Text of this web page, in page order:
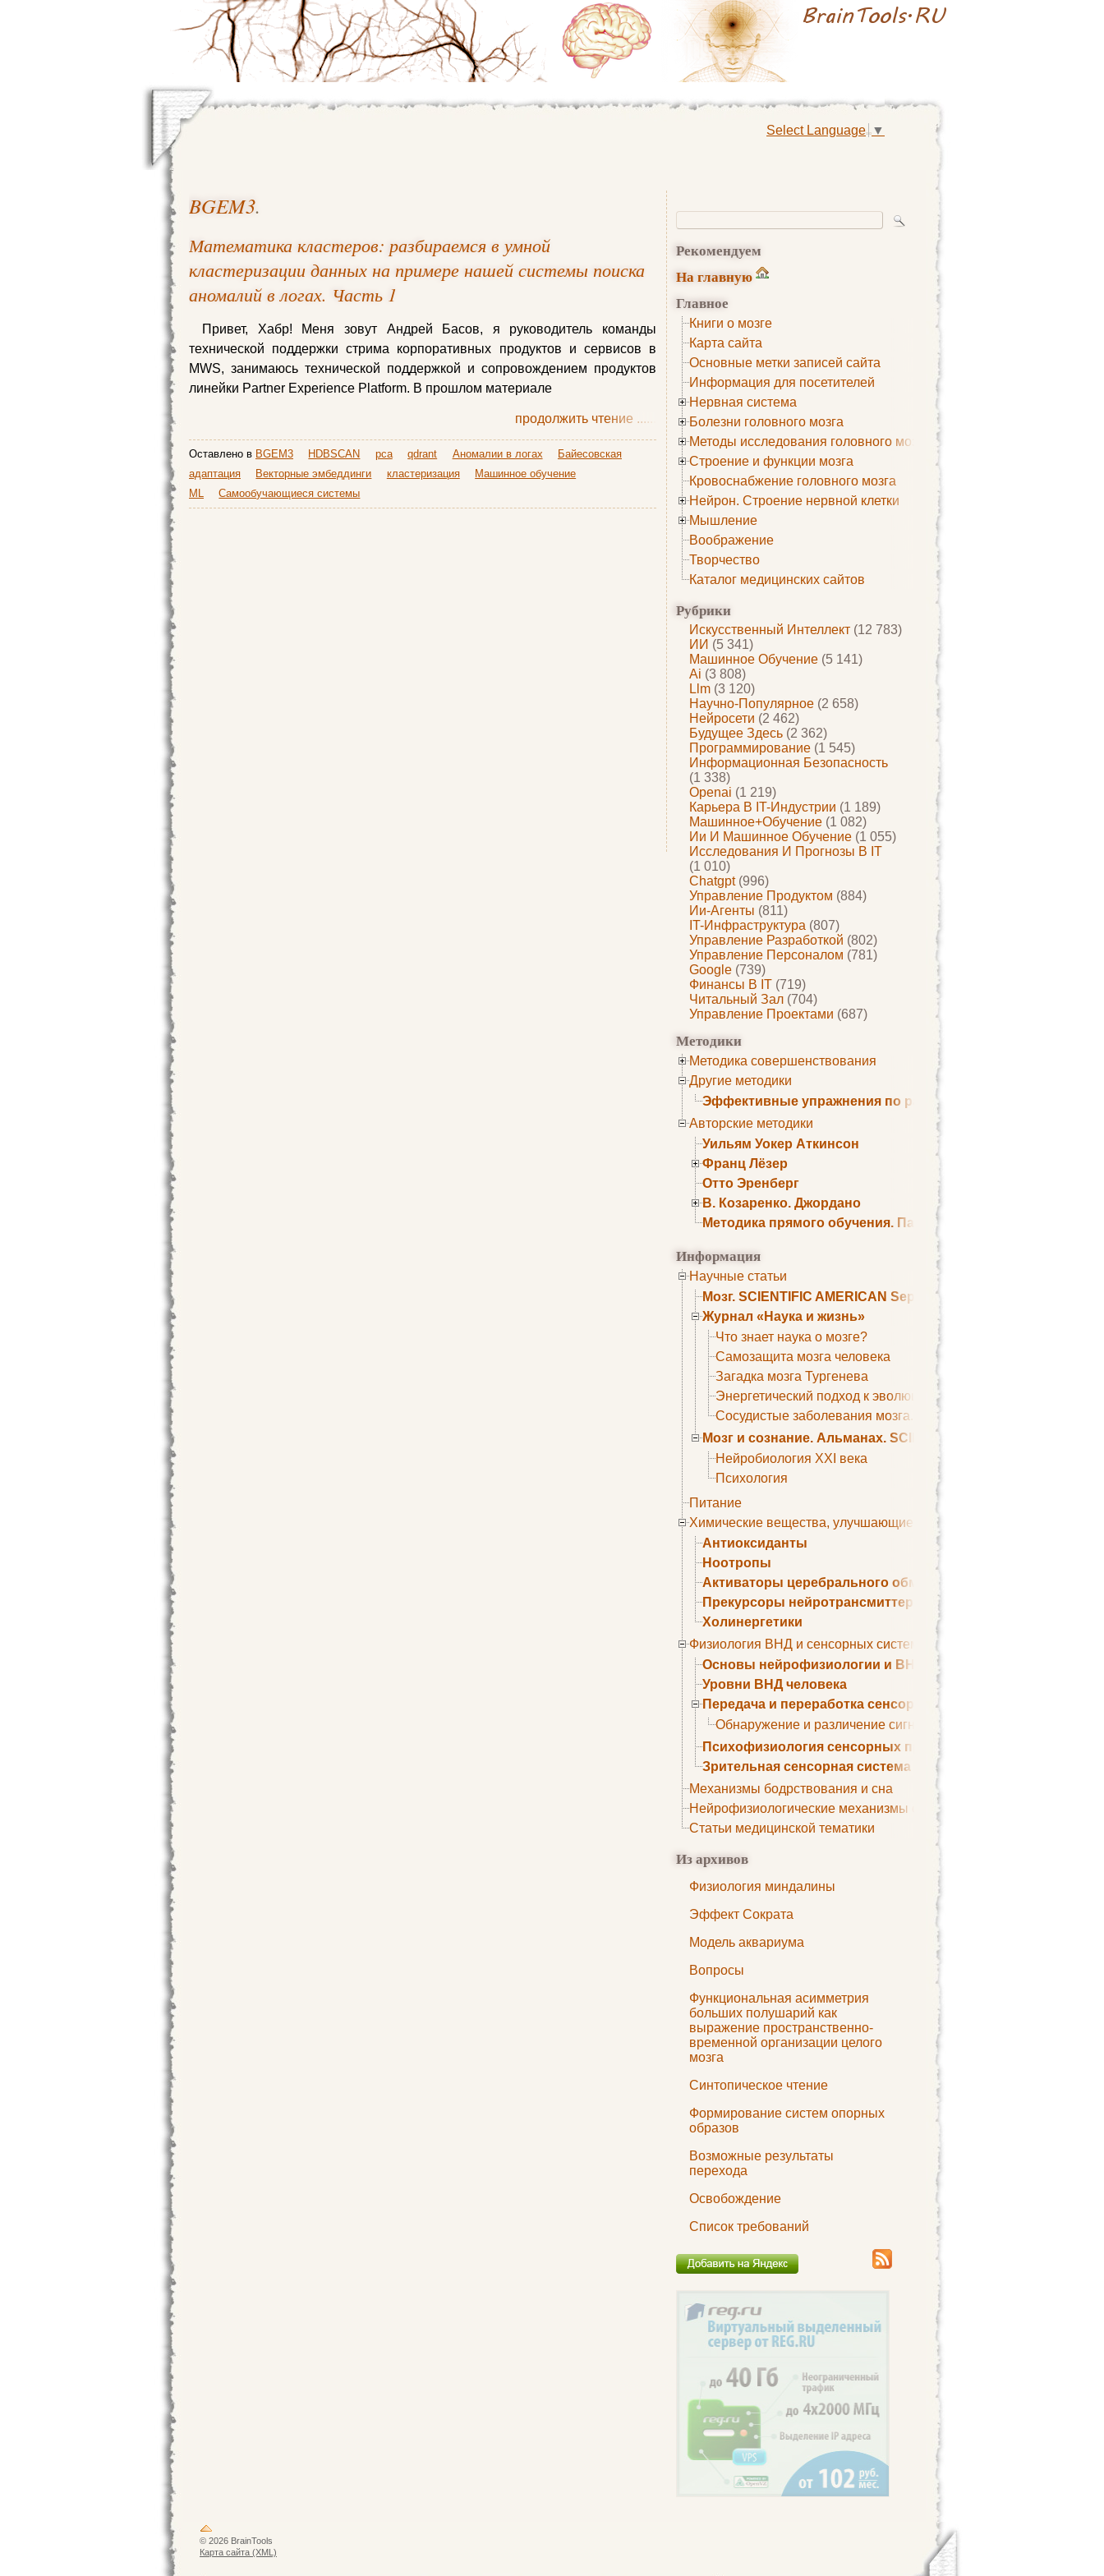
Select Language ▼
Рекомендуем
На главную
Главное
Книги о мозге
Карта сайта
Основные метки записей сайта
Информация для посетителей
Нервная система
Болезни головного мозга
Методы исследования головного мозга
Строение и функции мозга
Кровоснабжение головного мозга
Нейрон. Строение нервной клетки
Мышление
Воображение
Творчество
Каталог медицинских сайтов
Рубрики
Искусственный Интеллект (12 783)
ИИ (5 341)
Машинное Обучение (5 141)
Ai (3 808)
Llm (3 120)
Научно-Популярное (2 658)
Нейросети (2 462)
Будущее Здесь (2 362)
Программирование (1 545)
Информационная Безопасность
(1 338)
Openai (1 219)
Карьера В IT-Индустрии (1 189)
Машинное+обучение (1 082)
Ии И Машинное Обучение (1 055)
Исследования И Прогнозы В IT
(1 010)
Chatgpt(996)
Управление Продуктом (884)
Ии-Агенты (811)
IT-Инфраструктура (807)
Управление Разработкой (802)
Управление Персоналом (781)
Google (739)
Финансы В IT (719)
Читальный Зал (704)
Управление Проектами (687)
Методики
Методика совершенствования
Другие методики
Эффективные упражнения по развитию памяти
Авторские методики
Уильям Уокер Аткинсон
Франц Лёзер
Отто Эренберг
В. Козаренко. Джордано
Методика прямого обучения. Пауль Шелли
Информация
Научные статьи
Мозг. SCIENTIFIC AMERICAN September 1979
Журнал «Наука и жизнь»
Что знает наука о мозге?
Самозащита мозга человека
Загадка мозга Тургенева
Энергетический подход к эволюции мозга
Сосудистые заболевания мозга. Все может начаться с
Мозг и сознание. Альманах. SCIENTIFIC AMERICAN
Нейробиология XXI века
Психология
Питание
Химические вещества, улучшающие умственные способности
Антиоксиданты
Ноотропы
Активаторы церебрального обмена веществ
Прекурсоры нейротрансмиттеров
Холинергетики
Физиология ВНД и сенсорных систем
Основы нейрофизиологии и ВНД
Уровни ВНД человека
Передача и переработка сенсорных сигналов
Обнаружение и различение сигналов. Сенсорная рецепция
Психофизиология сенсорных процессов
Зрительная сенсорная система
Механизмы бодрствования и сна
Нейрофизиологические механизмы сна
Статьи медицинской тематики
Из архивов
Физиология миндалины
Эффект Сократа
Модель аквариума
Вопросы
Функциональная асимметрия
больших полушарий как
выражение пространственно-
временной организации целого
мозга
Синтопическое чтение
Формирование систем опорных
образов
Возможные результаты
перехода
Освобождение
Список требований
BGEM3.
Математика кластеров: разбираемся в умной
кластеризации данных на примере нашей системы поиска
аномалий в логах. Часть 1
Привет, Хабр! Меня зовут Андрей Басов, я руководитель команды
технической поддержки стрима корпоративных продуктов и сервисов в
MWS, занимаюсь технической поддержкой и сопровождением продуктов
линейки Partner Experience Platform. В прошлом материале
продолжить чтение ......
Оставлено в BGEM3 HDBSCAN pca qdrant Аномалии в логах
Байесовская
адаптация
Векторные эмбеддинги кластеризация
Машинное обучение
ML
Самообучающиеся системы
© 2026 BrainTools
Карта сайта (XML)